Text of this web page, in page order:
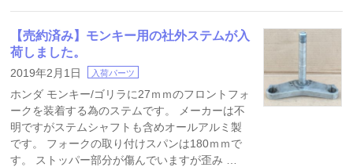
【売約済み】モンキー用の社外ステムが入
荷しました。
2019年2月1日 入荷パーツ
ホンダ モンキー/ゴリラに27ｍｍのフロントフォ
ークを装着する為のステムです。 メーカーは不
明ですがステムシャフトも含めオールアルミ製
です。 フォークの取り付けスパンは180ｍｍで
す。 ストッパー部分が傷んでいますが歪み …